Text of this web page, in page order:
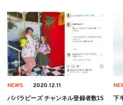
NEWS 2020.12.11
パパラピーズ チャンネル登録者数15
下